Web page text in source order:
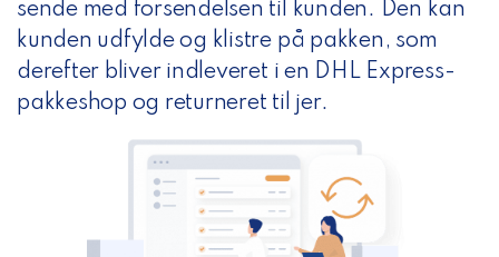
sende med forsendelsen til kunden. Den kan
kunden udfylde og klistre på pakken, som
derefter bliver indleveret i en DHL Express-
pakkeshop og returneret til jer.